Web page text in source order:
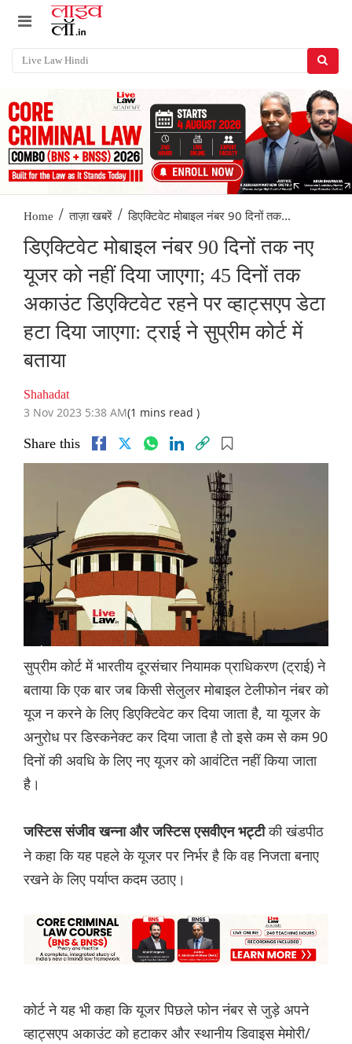
Home / ताज़ा खबरें / डिएक्टिवेट मोबाइल नंबर 90 दिनों तक...
डिएक्टिवेट मोबाइल नंबर 90 दिनों तक नए
यूजर को नहीं दिया जाएगा; 45 दिनों तक
अकाउंट डिएक्टिवेट रहने पर व्हाट्सएप डेटा
हटा दिया जाएगा: ट्राई ने सुप्रीम कोर्ट में
बताया
Shahadat
3 Nov 2023 5:38 AM(1 mins read )
Share this
सुप्रीम कोर्ट में भारतीय दूरसंचार नियामक प्राधिकरण (ट्राई) ने
बताया कि एक बार जब किसी सेलुलर मोबाइल टेलीफोन नंबर को
यूज न करने के लिए डिएक्टिवेट कर दिया जाता है, या यूजर के
अनुरोध पर डिस्कनेक्ट कर दिया जाता है तो इसे कम से कम 90
दिनों की अवधि के लिए नए यूजर को आवंटित नहीं किया जाता
है।
जस्टिस संजीव खन्ना और जस्टिस एसवीएन भट्टीकी खंडपीठ
ने कहा कि यह पहले के यूजर पर निर्भर है कि वह निजता बनाए
रखने के लिए पर्याप्त कदम उठाए।
कोर्ट ने यह भी कहा कि यूजर पिछले फोन नंबर से जुड़े अपने
व्हाट्सएप अकाउंट को हटाकर और स्थानीय डिवाइस मेमोरी/